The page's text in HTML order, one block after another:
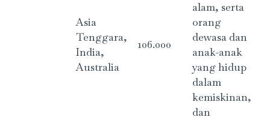
Asia
Tenggara,
India,
Australia
106.000
alam, serta
orang
dewasa dan
anak-anak
yang hidup
dalam
kemiskinan,
dan